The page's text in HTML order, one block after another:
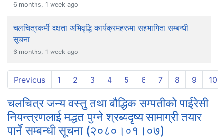
6 months, 1 week ago
चलचित्रकर्मी दक्षता अभिवृद्धि कार्यक्रमहरूमा सहभागिता सम्बन्धी
सूचना
6 months, 1 week ago
Previous 1 2 3 4 5 6 7 8 9 10
चलचित्र जन्य वस्तु तथा बौद्धिक सम्पतीको पाईरेसी
नियन्त्रणलाई मद्धत पुग्ने श्रब्यदृष्य सामाग्री तयार
पार्ने सम्बन्धी सूचना (२०८०।०१।०७)